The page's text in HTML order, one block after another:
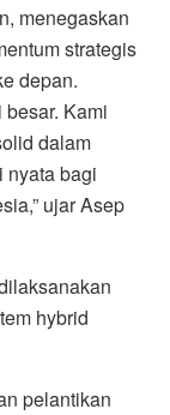
menegaskan
strategis
depan.
Kami
dalam
nyata bagi
ujar Asep
hybrid
pelantikan